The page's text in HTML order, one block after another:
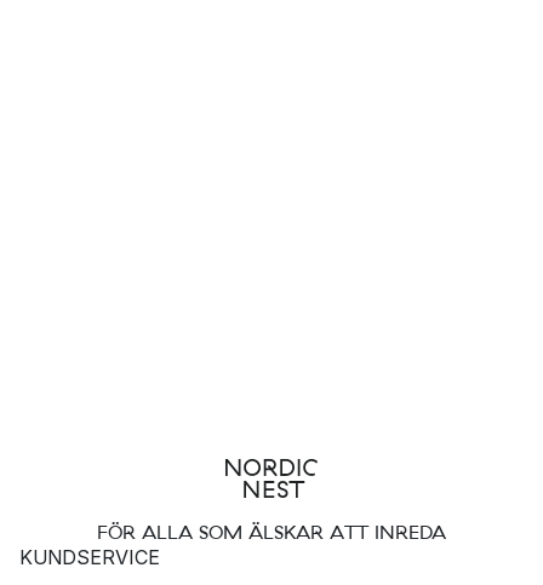
FÖR ALLA SOM ÄLSKAR ATT INREDA
KUNDSERVICE